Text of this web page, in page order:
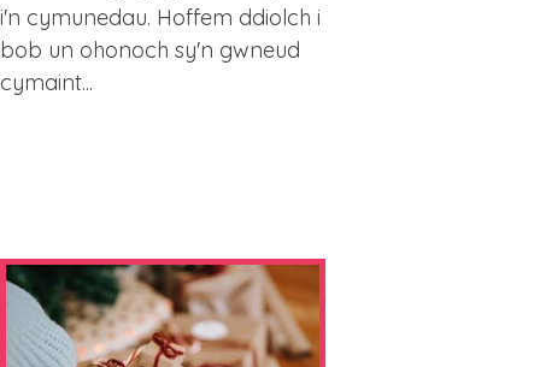
i'n cymunedau. Hoffem ddiolch i
bob un ohonoch sy'n gwneud
cymaint...